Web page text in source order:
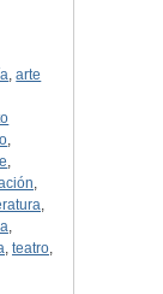
,arte
,
,
,
,
,
, teatro,